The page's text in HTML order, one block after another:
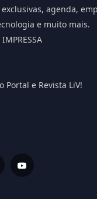
agenda,
e muito mais.
IMPRESSA
Portal e Revista LiV!